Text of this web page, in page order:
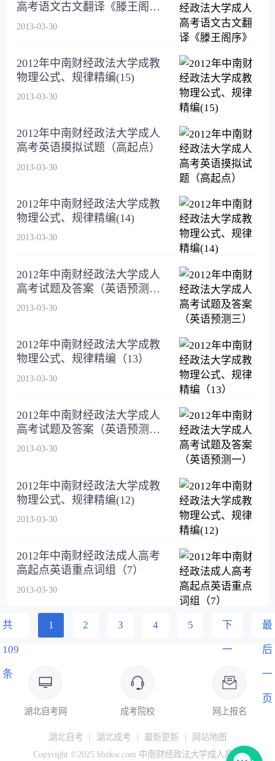
高考语文古文翻译《滕王阁
序》
2013-03-30
2012年中南财经政法大学成教
物理公式、规律精编(15)
2013-03-30
2012年中南财经政法大学成人
高考英语摸拟试题（高起点）
2013-03-30
2012年中南财经政法大学成教
物理公式、规律精编(14)
2013-03-30
2012年中南财经政法大学成人
高考试题及答案（英语预测
三）
2013-03-30
2012年中南财经政法大学成教
物理公式、规律精编（13）
2013-03-30
2012年中南财经政法大学成人
高考试题及答案（英语预测
一）
2013-03-30
2012年中南财经政法大学成教
物理公式、规律精编(12)
2013-03-30
2012年中南财经政法成人高考
高起点英语重点词组（7）
2013-03-30
共
109
条
1 2 3 4 5 下
一
页
最
后
一
页
湖北自考网 成考院校 网上报名
湖北自考 | 湖北成考 | 最新更新 |
网站地图
Copyright ©2025 hbzkw.com 中南财经政法大学成人高考